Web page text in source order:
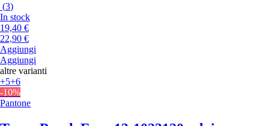
(3)
In stock
19,40 €
22,90 €
Aggiungi
Aggiungi
altre varianti
+5+6
-10%
Pantone